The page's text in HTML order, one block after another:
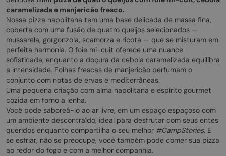
caramelizada e manjericão fresco.
Nossa pizza napolitana tem uma base delicada de massa fina,
coberta com uma fusão de quatro queijos selecionados —
mussarela, gorgonzola, scamorza e ricota — que se misturam em
perfeita harmonia. O foie mi-cuit oferece uma nuance
sofisticada, enquanto a doçura da cebola caramelizada equilibra
a intensidade. Folhas frescas de manjericão perfumam o
conjunto com notas de ervas e mediterrâneas.
Uma pequena criação com alma napolitana e espírito gourmet
cozida em forno a lenha.
Você pode saboreá-lo ao ar livre, em um espaço espaçoso com
um ambiente descontraído, ideal para desfrutar com seus entes
queridos enquanto compartilha o seu melhor #CampStories. E
se esfriar, não se preocupe, você também pode comer sua pizza
ao redor do fogo e com a melhor companhia.